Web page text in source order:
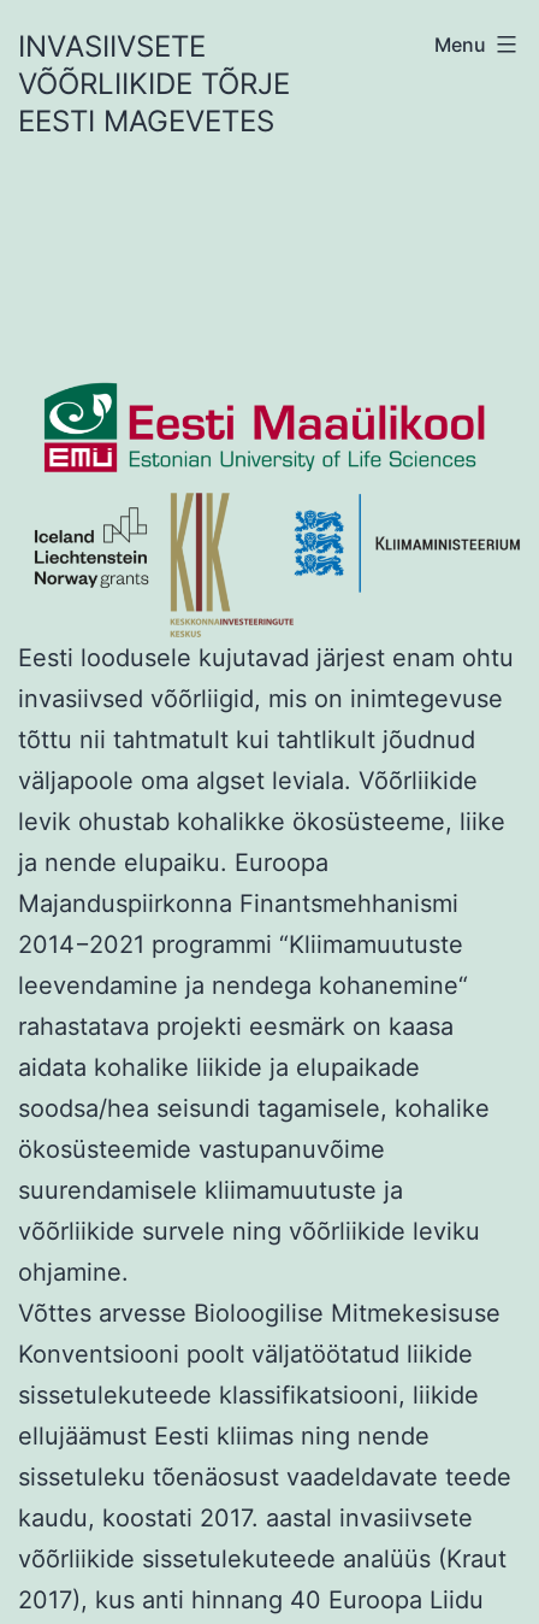
to
content
INVASIIVSETE
VÕÕRLIIKIDE TÕRJE
EESTI MAGEVETES
Menu
Eesti loodusele kujutavad järjest enam ohtu
invasiivsed võõrliigid, mis on inimtegevuse
tõttu nii tahtmatult kui tahtlikult jõudnud
väljapoole oma algset leviala. Võõrliikide
levik ohustab kohalikke ökosüsteeme, liike
ja nende elupaiku. Euroopa
Majanduspiirkonna Finantsmehhanismi
2014−2021 programmi “Kliimamuutuste
leevendamine ja nendega kohanemine“
rahastatava projekti eesmärk on kaasa
aidata kohalike liikide ja elupaikade
soodsa/hea seisundi tagamisele, kohalike
ökosüsteemide vastupanuvõime
suurendamisele kliimamuutuste ja
võõrliikide survele ning võõrliikide leviku
ohjamine.
Võttes arvesse Bioloogilise Mitmekesisuse
Konventsiooni poolt väljatöötatud liikide
sissetulekuteede klassifikatsiooni, liikide
ellujäämust Eesti kliimas ning nende
sissetuleku tõenäosust vaadeldavate teede
kaudu, koostati 2017. aastal invasiivsete
võõrliikide sissetulekuteede analüüs (Kraut
2017), kus anti hinnang 40 Euroopa Liidu